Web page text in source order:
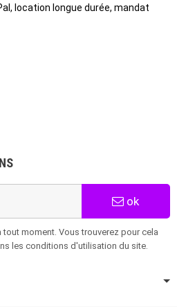
location longue durée, mandat
ok
moment. Vous trouverez pour cela
les conditions d'utilisation du site.